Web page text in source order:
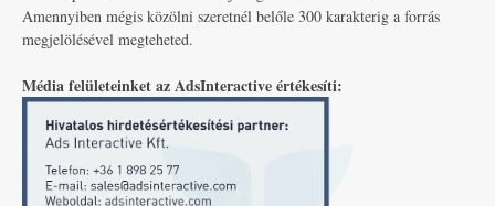
Amennyiben mégis közölni szeretnél belőle 300 karakterig a forrás
megjelölésével megteheted.
Média felületeinket az AdsInteractive értékesíti: